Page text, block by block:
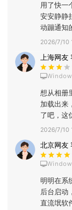
用了快一
安安静静
动蹦通知
2026/7/10
上海网友
想从相册
加载出来
了吧，这
2026/7/10
北京网友
明明在系
后台启动
直流氓软